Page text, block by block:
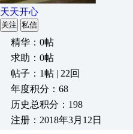
天天开心
关注 私信
精华：0帖
求助：0帖
帖子：1帖 | 22回
年度积分：68
历史总积分：198
注册：2018年3月12日